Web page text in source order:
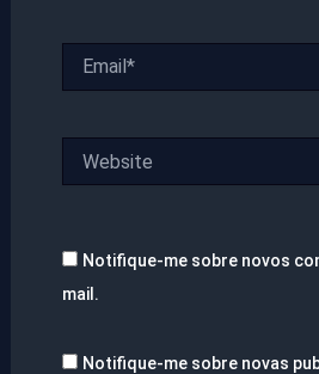
Notifique-me sobre novos
mail.
Notifique-me sobre novas